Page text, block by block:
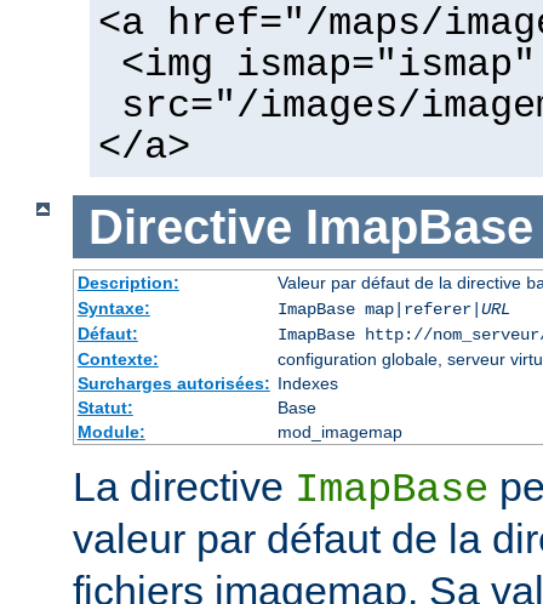
<a href="/maps/
<img ismap="ismap"
src="/images/
</a>
Directive ImapBase
Description: Valeur par défaut de la directive
Syntaxe:
ImapBase map|referer| URL
Défaut:
ImapBase http://
Contexte:
configuration globale, serveur
Surcharges autorisées: Indexes
Statut:
Base
Module:
mod_imagemap
La directive ImapBase
valeur par défaut de la
fichiers imagemap. Sa